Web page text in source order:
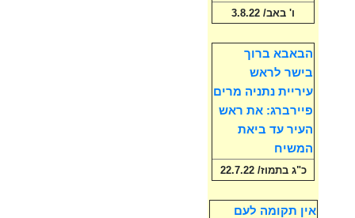
ו' באב/ 3.8.22
הבאבא ברוך
בישר לראש
עיריית נתניה מרים
פיירברג: את ראש
העיר עד ביאת
המשיח
כ"ג בתמוז/ 22.7.22
אין תקומה לעם